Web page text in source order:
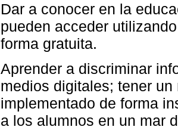
Dar a conocer en la
pueden acceder
forma gratuita.
Aprender a discriminar
medios digitales; tener
implementado de forma
a los alumnos en un mar